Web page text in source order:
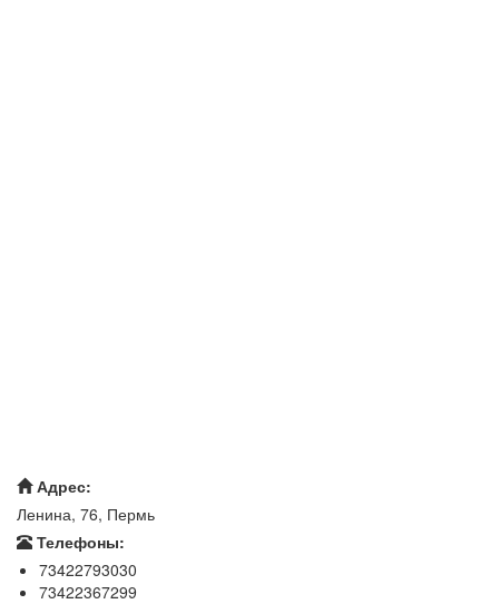
Адрес:
Ленина, 76, Пермь
Телефоны:
73422793030
73422367299